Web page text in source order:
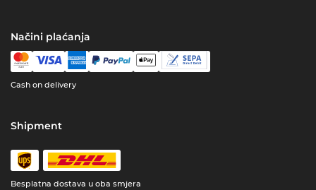
Načini plaćanja
Cash on delivery
Shipment
Besplatna dostava u oba smjera